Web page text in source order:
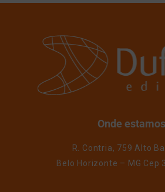
Onde estamos
R. Contria, 759 Alto
Belo Horizonte – MG Cep